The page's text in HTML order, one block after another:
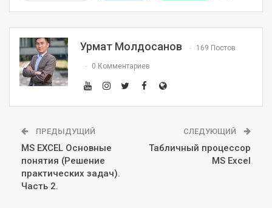
Урмат Молдосанов 169 Постов
0 Комментариев
ПРЕДЫДУЩИЙ
MS EXCEL Основные
понятия (Решение
практических задач).
Часть 2.
СЛЕДУЮЩИЙ
Табличный процессор
MS Excel